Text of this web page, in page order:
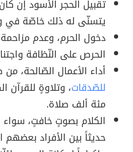
تقبيل الحجر الأسود إن
يتسنّى له ذلك خاصّة في
دخول الحرم، وعدم
الحرص على النّظافة
أداء الأعمال الصّالحة،
للصّدقات، وتلاوةٍ للقرآن
مئة ألف صلاة.
الكلام بصوتٍ خافتٍ،
حديثاً بين الأفراد بعضهم